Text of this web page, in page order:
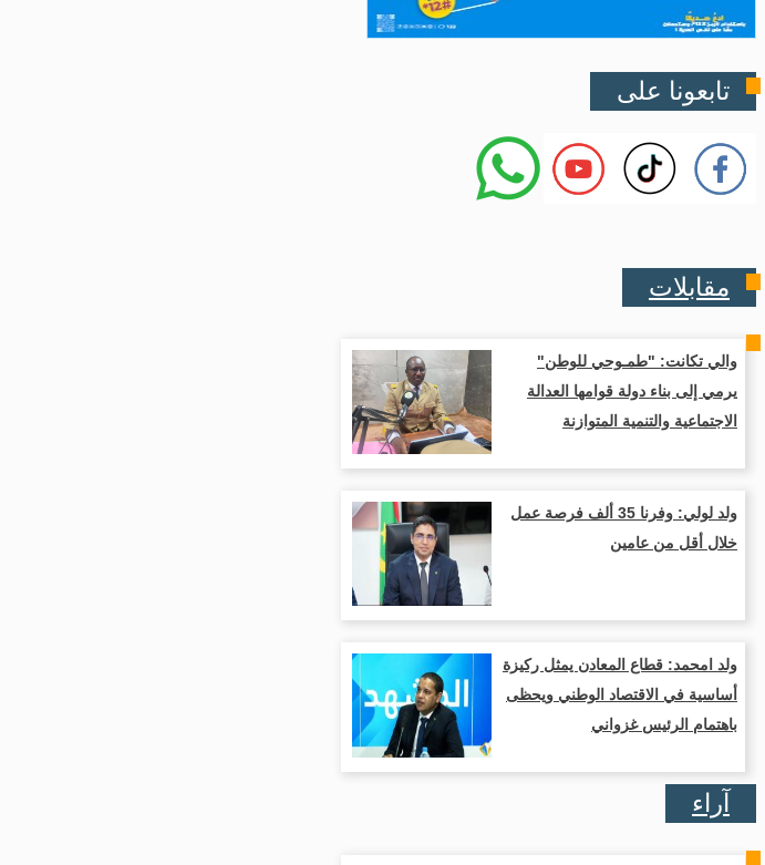
تابعونا على
مقابلات
والي تكانت: "طمـوحي للوطن"
يرمي إلى بناء دولة قوامها العدالة
الاجتماعية والتنمية المتوازنة
ولد لولي: وفرنا 35 ألف فرصة عمل
خلال أقل من عامين
ولد امحمد: قطاع المعادن يمثل ركيزة
أساسية في الاقتصاد الوطني ويحظى
باهتمام الرئيس غزواني
آراء